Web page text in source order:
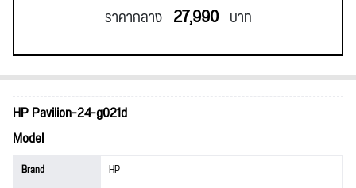
ราคากลาง 27,990 บาท
HP Pavilion-24-g021d
Model
Brand
HP